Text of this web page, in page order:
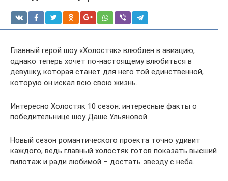
Главный герой шоу «Холостяк» влюблен в авиацию,
однако теперь хочет по-настоящему влюбиться в
девушку, которая станет для него той единственной,
которую он искал всю свою жизнь.
Интересно Холостяк 10 сезон: интересные факты о
победительнице шоу Даше Ульяновой
Новый сезон романтического проекта точно удивит
каждого, ведь главный холостяк готов показать высший
пилотаж и ради любимой – достать звезду с неба.